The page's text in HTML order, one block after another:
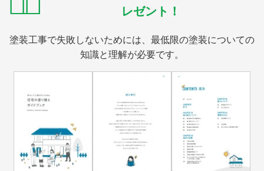
レゼント！
塗装工事で失敗しないためには、最低限の塗装についての
知識と理解が必要です。